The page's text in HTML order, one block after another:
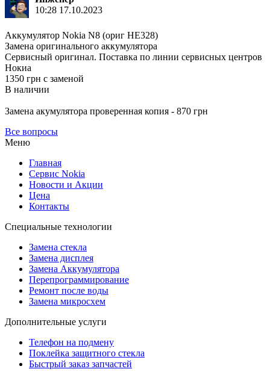
10:28 17.10.2023
Аккумулятор Nokia N8 (ориг HE328)
Замена оригинального аккумулятора
Сервисный оригинал. Поставка по линии сервисных центров
Нокиа
1350 грн с заменой
В наличии
Замена акумулятора проверенная копия - 870 грн
Все вопросы
Меню
Главная
Сервис Nokia
Новости и Акции
Цена
Контакты
Специальные технологии
Замена стекла
Замена дисплея
Замена Аккумулятора
Перепрограммирование
Ремонт после воды
Замена микросхем
Дополнительные услуги
Телефон на подмену
Поклейка защитного стекла
Быстрый заказ запчастей